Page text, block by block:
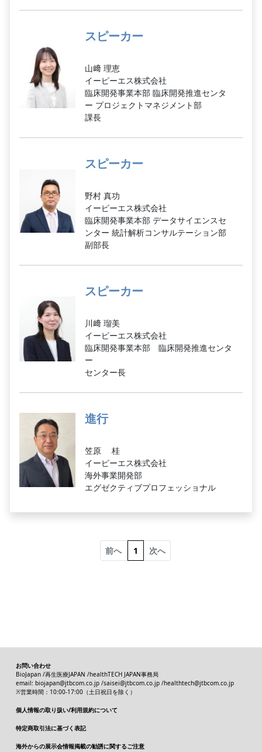
スピーカー
山﨑 理恵
イーピーエス株式会社
臨床開発事業本部 臨床開発推進センタ
ー プロジェクトマネジメント部
課長
スピーカー
野村 真功
イーピーエス株式会社
臨床開発事業本部 データサイエンスセ
ンター 統計解析コンサルテーション部
副部長
スピーカー
川﨑 瑠美
イーピーエス株式会社
臨床開発事業本部 臨床開発推進センタ
ー
センター長
進行
笠原 桂
イーピーエス株式会社
海外事業開発部
エグゼクティブプロフェッショナル
前へ 1 次へ
お問い合わせ
BioJapan /再生医療JAPAN /healthTECH JAPAN事務局
email: biojapan@jtbcom.co.jp /saisei@jtbcom.co.jp /healthtech@jtbcom.co.jp
※営業時間：10:00-17:00（土日祝日を除く）
個人情報の取り扱い/利用規約について
特定商取引法に基づく表記
海外からの展示会情報掲載の勧誘に関するご注意